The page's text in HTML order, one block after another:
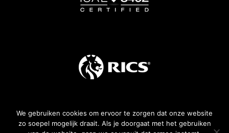
Algemene voorwaarden
We gebruiken cookies om ervoor te zorgen dat onze website
zo soepel mogelijk draait. Als je doorgaat met het gebruiken